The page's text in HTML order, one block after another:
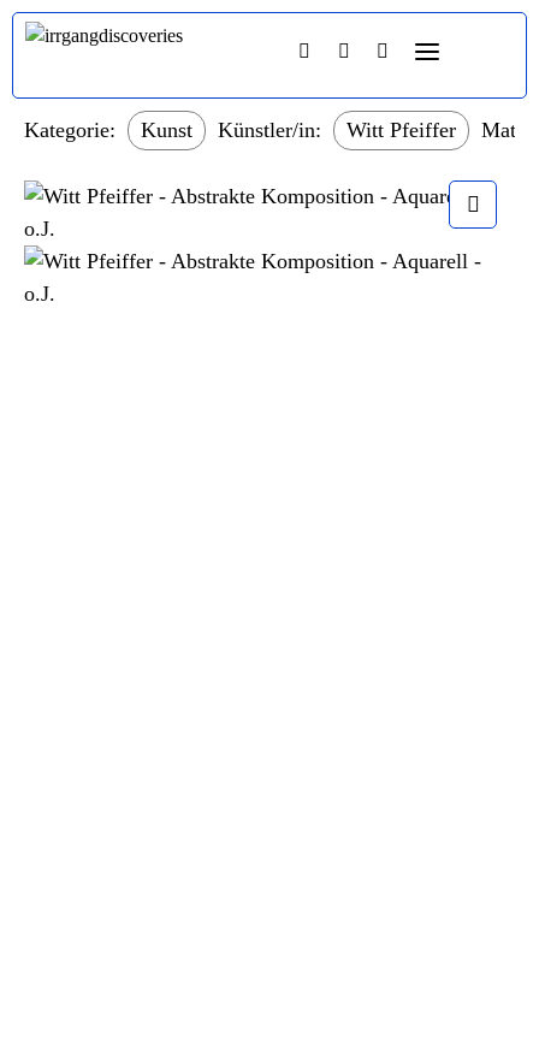
Kategorie: Kunst Künstler/in: Witt Pfeiffer